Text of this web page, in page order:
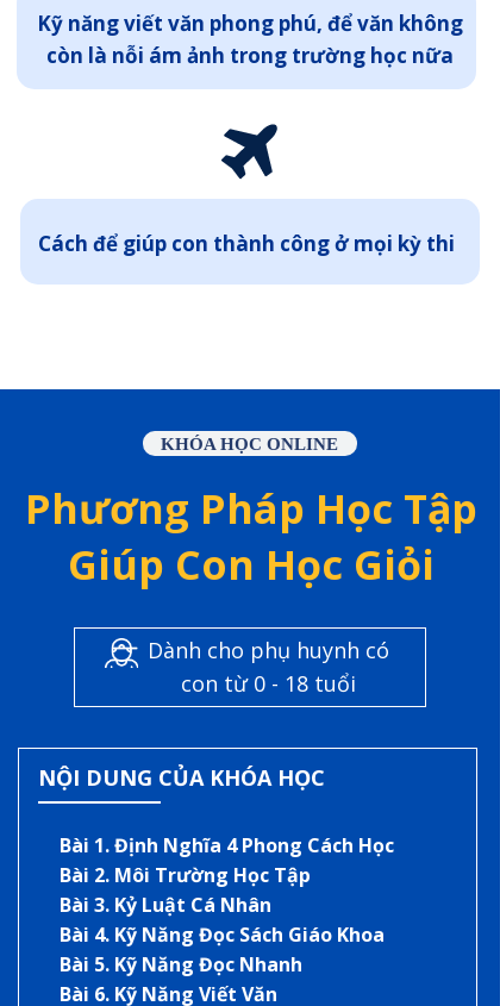
Kỹ năng viết văn phong phú, để văn không
còn là nỗi ám ảnh trong trường học nữa
Cách để giúp con thành công ở mọi kỳ thi
Bài 1. Định Nghĩa 4 Phong Cách Học
Bài 2. Môi Trường Học Tập
Bài 3. Kỷ Luật Cá Nhân
Bài 4. Kỹ Năng Đọc Sách Giáo Khoa
Bài 5. Kỹ Năng Đọc Nhanh
Bài 6. Kỹ Năng Viết Văn
NỘI DUNG CỦA KHÓA HỌC
Phương Pháp Học Tập
Giúp Con Học Giỏi
KHÓA HỌC ONLINE
Dành cho phụ huynh có
con từ 0 - 18 tuổi